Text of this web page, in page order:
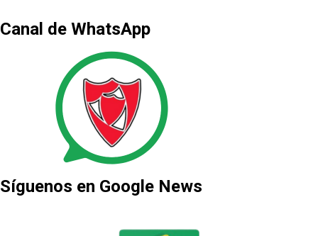
Canal de WhatsApp
Síguenos en Google News